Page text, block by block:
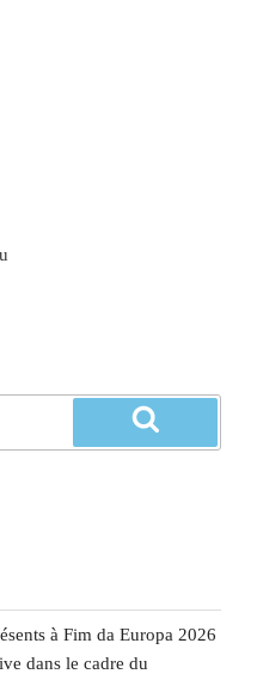
à Fim da Europa 2026
dans le cadre du